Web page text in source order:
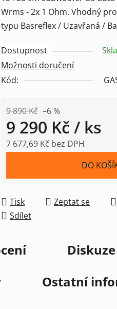
z
5
Wrms - 2x 1 Ohm. Vhodný
typu Basreflex / Uzavřaná /
Dostupnost
Možnosti doručení
Kód:
9 890 Kč –6 %
9 290 Kč / ks
7 677,69 Kč bez DPH
DO
Tisk Zeptat se
Sdílet
Diskuze
Ostatní